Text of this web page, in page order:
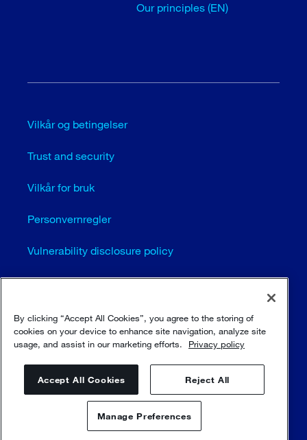
Our principles (EN)
Vilkår og betingelser
Trust and security
Vilkår for bruk
Personvernregler
Vulnerability disclosure policy
Cookie settings (EN)
Sitemap
© Sulzer Ltd 1996 - 2025
By clicking “Accept All Cookies”, you agree to the storing of
cookies on your device to enhance site navigation, analyze site
usage, and assist in our marketing efforts.
Privacy policy
Accept All Cookies Reject All
Manage Preferences